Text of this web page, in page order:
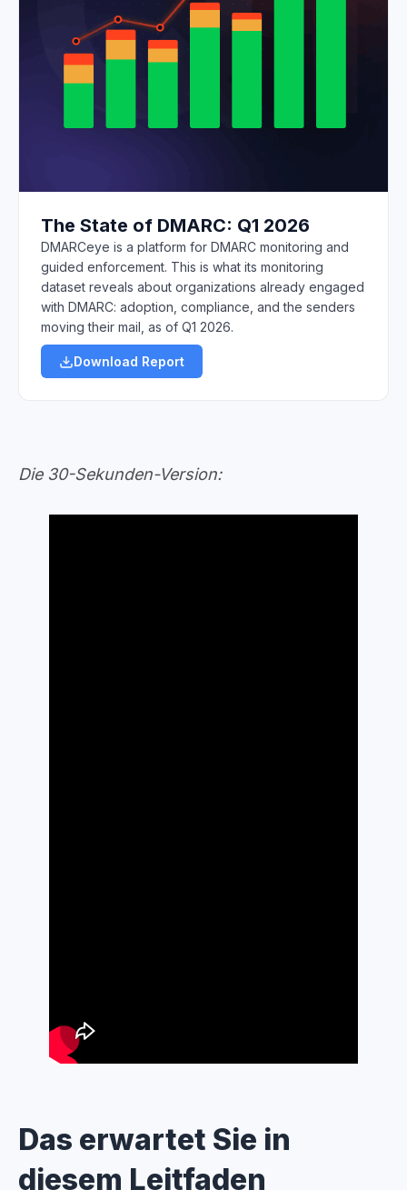
The State of DMARC: Q1 2026
DMARCeye is a platform for DMARC monitoring and
guided enforcement. This is what its monitoring
dataset reveals about organizations already engaged
with DMARC: adoption, compliance, and the senders
moving their mail, as of Q1 2026.
Download Report
Die 30-Sekunden-Version:
Das erwartet Sie in
diesem Leitfaden